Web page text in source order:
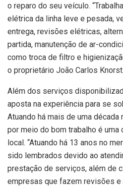
o reparo do seu veículo.
elétrica da linha leve e pesada,
entrega, revisões elétricas,
partida, manutenção de ar-
como troca de filtro e
o proprietário João Carlos Knorst.
Além dos serviços
aposta na experiência para se
Atuando há mais de uma
por meio do bom trabalho é uma
local. “Atuando há 13 anos no
sido lembrados devido ao
prestação de serviços, além de
empresas que fazem revisões e